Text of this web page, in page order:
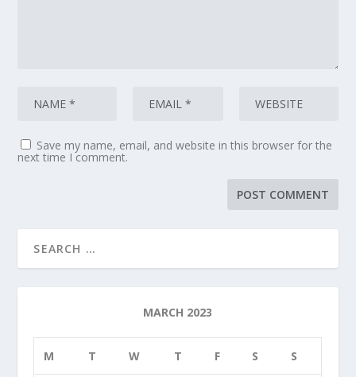
Save my name, email, and website in this browser for the
next time I comment.
MARCH 2023
M T W T F S S